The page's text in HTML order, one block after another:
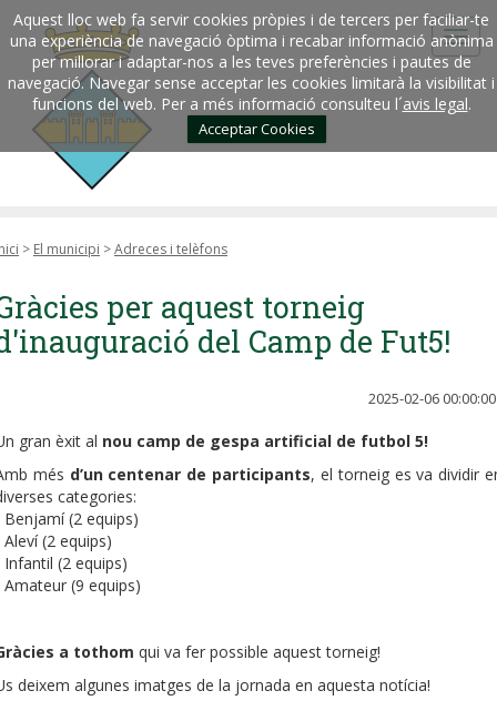
Aquest lloc web fa servir cookies pròpies i de tercers per faciliar-te
una experiència de navegació òptima i recabar informació anònima
per millorar i adaptar-nos a les teves preferències i pautes de
navegació. Navegar sense acceptar les cookies limitarà la visibilitat i
funcions del web. Per a més informació consulteu l´avis legal.
Acceptar Cookies
> El municipi >Adreces i telèfons
per aquest torneig
del Camp de Fut5!
2025-02-06 00:00:00
gran èxit al nou camp de gespa artificial de futbol 5!
més d’un centenar de participants, el torneig es va dividir
categories:
Benjamí (2 equips)
Aleví (2 equips)
Infantil (2 equips)
Amateur (9 equips)
a tothom qui va fer possible aquest torneig!
deixem algunes imatges de la jornada en aquesta notícia!